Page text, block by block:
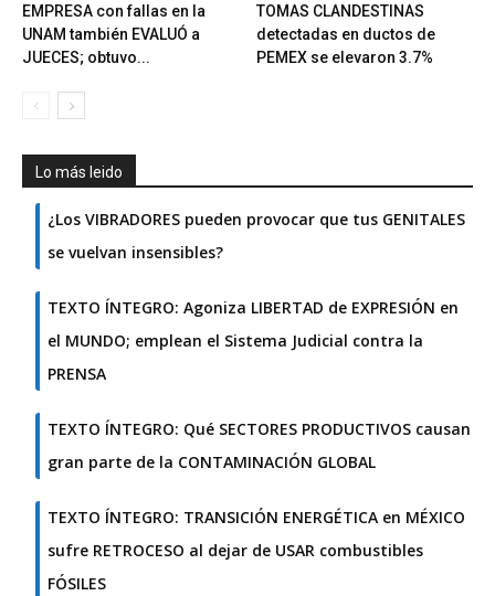
EMPRESA con fallas en la
UNAM también EVALUÓ a
JUECES; obtuvo...
TOMAS CLANDESTINAS
detectadas en ductos de
PEMEX se elevaron 3.7%
Lo más leido
¿Los VIBRADORES pueden provocar que tus GENITALES
se vuelvan insensibles?
TEXTO ÍNTEGRO: Agoniza LIBERTAD de EXPRESIÓN en
el MUNDO; emplean el Sistema Judicial contra la
PRENSA
TEXTO ÍNTEGRO: Qué SECTORES PRODUCTIVOS causan
gran parte de la CONTAMINACIÓN GLOBAL
TEXTO ÍNTEGRO: TRANSICIÓN ENERGÉTICA en MÉXICO
sufre RETROCESO al dejar de USAR combustibles
FÓSILES